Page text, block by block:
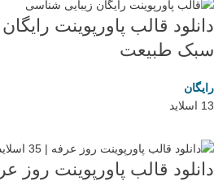
دانلود قالب پاورپوینت
سبک طبیعت
رایگان
13 اسلاید